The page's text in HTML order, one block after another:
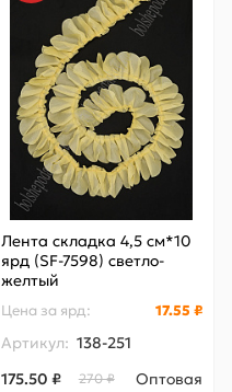
Лента складка 4,5 см*10
ярд (SF-7598) светло-
желтый
Цена за ярд: 17.55 ₽
Артикул: 138-251
175.50 ₽
270 ₽ Оптовая